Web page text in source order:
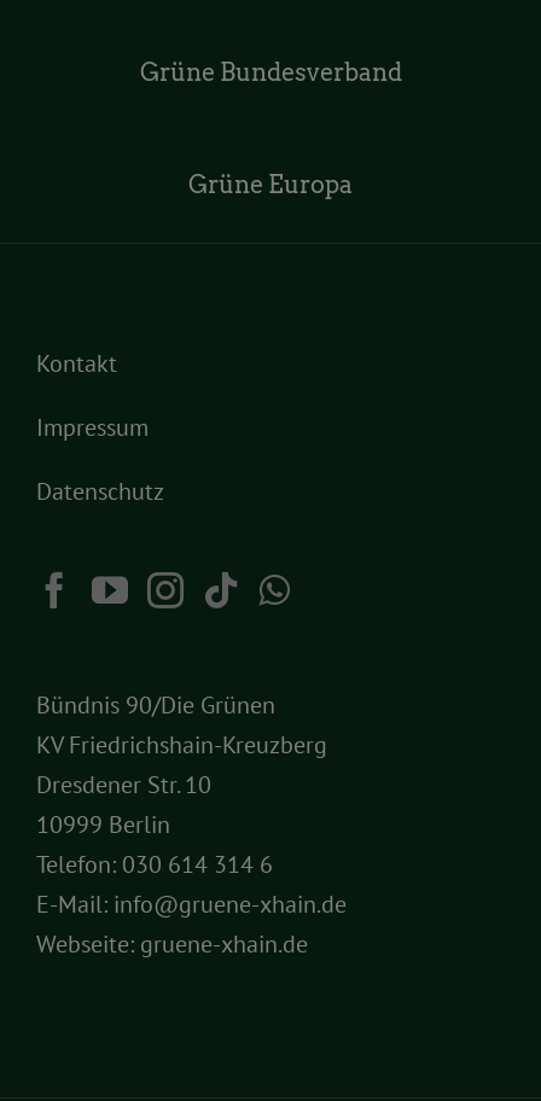
Grüne Bundesverband
Grüne Europa
Kontakt
Impressum
Datenschutz
Bündnis 90/Die Grünen
KV Friedrichshain-Kreuzberg
Dresdener Str. 10
10999 Berlin
Telefon: 030 614 314 6
E-Mail: info@gruene-xhain.de
Webseite: gruene-xhain.de